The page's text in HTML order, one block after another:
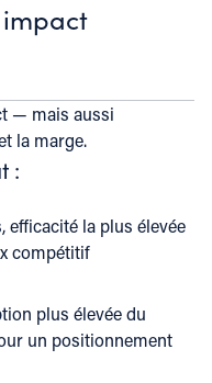
impact
— mais aussi
la marge.
:
efficacité la plus élevée
compétitif
plus élevée du
un positionnement